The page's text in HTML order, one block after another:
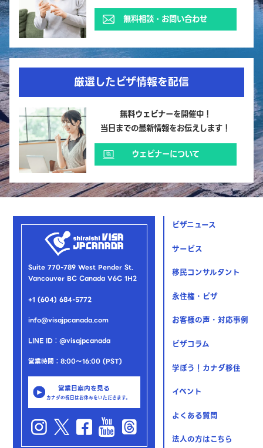
無料相談・お問い合わせ
厳選したビザ情報を配信
無料ウェビナーを開催中！
当日までの最新情報をお伝えします！
ウェビナーについて
Suite 770-789 West Pender St.
Vancouver BC Canada V6C 1H2
+1 (604) 684-5772
info@visajpcanada.com
LINE ID：@visajpcanada
営業時間：8:00～16:00 (PST)
営業日案内を見る
カナダの祝日はお休みをいただきます。
ビザニュース
サービス
移民コンサルタント
永住権・ビザ
お客様の声・対応事例
ビザコラム
学ぼう！カナダ移住
イベント
よくある質問
法人の方はこちら